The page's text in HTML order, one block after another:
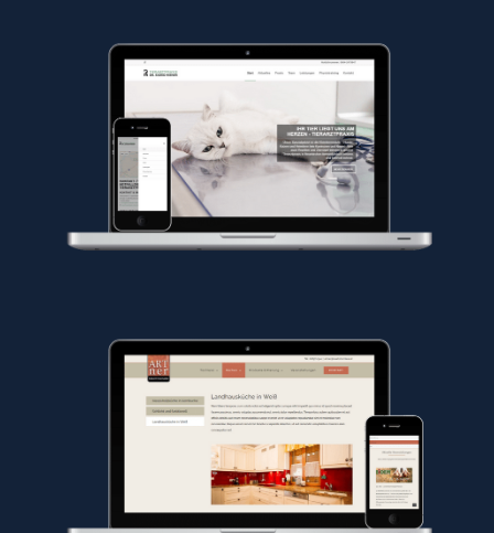
SEO Optimierung Tierarztpraxis Riener
Webseiten und Blog Erstellung Tischlerei
Artner